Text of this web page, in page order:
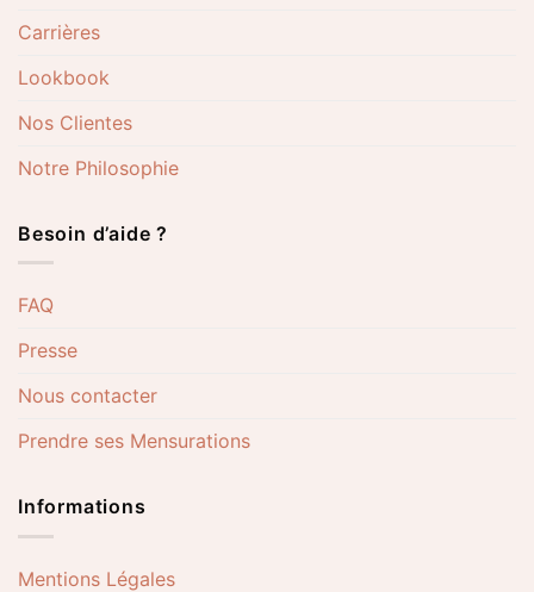
Carrières
Lookbook
Nos Clientes
Notre Philosophie
Besoin d’aide ?
FAQ
Presse
Nous contacter
Prendre ses Mensurations
Informations
Mentions Légales